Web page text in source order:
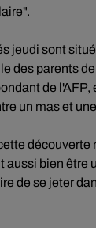
jeudi sont
des parents
de l'AFP,
un mas et
découverte
aussi bien être
de se jeter